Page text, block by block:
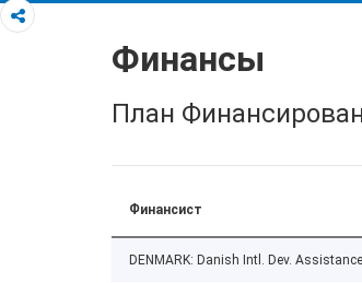
Финансы
План
Финансист
DENMARK: Danish Intl. Dev.